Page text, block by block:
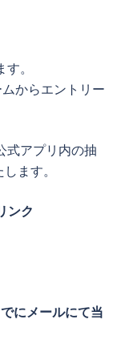
。
からエントリー
式アプリ内の抽
ます。
ンク
にメールにて当